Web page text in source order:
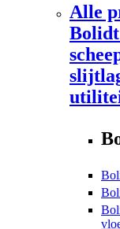
Alle
Bolidt